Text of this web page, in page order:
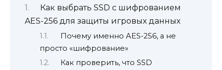
Как выбрать SSD с шифрованием
AES-256 для защиты игровых данных
Почему именно AES-256, а не
просто «шифрование»
Как проверить, что SSD